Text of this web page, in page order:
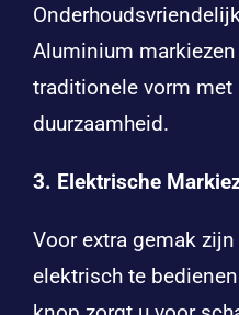
Aluminium
traditionele vorm met
duurzaamheid.
3. Elektrische
Voor extra gemak
elektrisch te